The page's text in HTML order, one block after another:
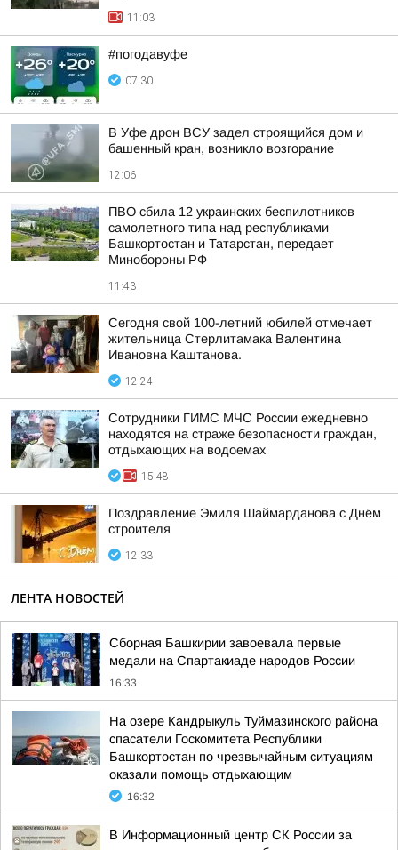
11:03
#погодавуфе
07:30
В Уфе дрон ВСУ задел строящийся дом и
башенный кран, возникло возгорание
12:06
ПВО сбила 12 украинских беспилотников
самолетного типа над республиками
Башкортостан и Татарстан, передает
Минобороны РФ
11:43
Сегодня свой 100-летний юбилей отмечает
жительница Стерлитамака Валентина
Ивановна Каштанова.
12:24
Сотрудники ГИМС МЧС России ежедневно
находятся на страже безопасности граждан,
отдыхающих на водоемах
15:48
Поздравление Эмиля Шаймарданова с Днём
строителя
12:33
ЛЕНТА НОВОСТЕЙ
Сборная Башкирии завоевала первые
медали на Спартакиаде народов России
16:33
На озере Кандрыкуль Туймазинского района
спасатели Госкомитета Республики
Башкортостан по чрезвычайным ситуациям
оказали помощь отдыхающим
16:32
В Информационный центр СК России за